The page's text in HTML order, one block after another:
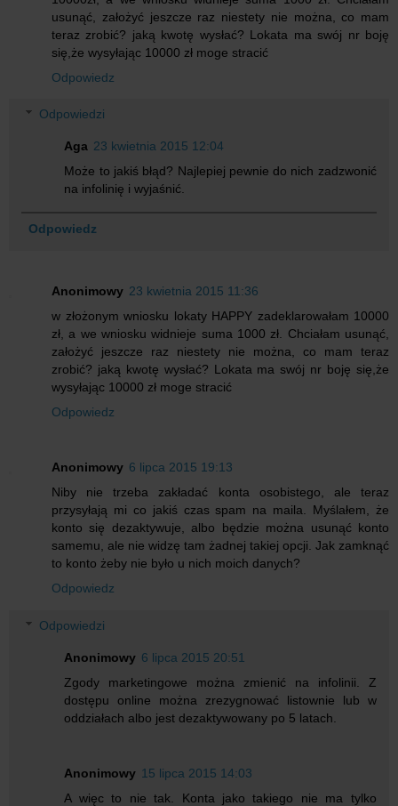
usunąć, założyć jeszcze raz niestety nie można, co mam
teraz zrobić? jaką kwotę wysłać? Lokata ma swój nr boję
się,że wysyłając 10000 zł moge stracić
Odpowiedz
Odpowiedzi
Aga 23 kwietnia 2015 12:04
Może to jakiś błąd? Najlepiej pewnie do nich zadzwonić
na infolinię i wyjaśnić.
Odpowiedz
Anonimowy 23 kwietnia 2015 11:36
w złożonym wniosku lokaty HAPPY zadeklarowałam 10000
zł, a we wniosku widnieje suma 1000 zł. Chciałam usunąć,
założyć jeszcze raz niestety nie można, co mam teraz
zrobić? jaką kwotę wysłać? Lokata ma swój nr boję się,że
wysyłając 10000 zł moge stracić
Odpowiedz
Anonimowy 6 lipca 2015 19:13
Niby nie trzeba zakładać konta osobistego, ale teraz
przysyłają mi co jakiś czas spam na maila. Myślałem, że
konto się dezaktywuje, albo będzie można usunąć konto
samemu, ale nie widzę tam żadnej takiej opcji. Jak zamknąć
to konto żeby nie było u nich moich danych?
Odpowiedz
Odpowiedzi
Anonimowy 6 lipca 2015 20:51
Zgody marketingowe można zmienić na infolinii. Z
dostępu online można zrezygnować listownie lub w
oddziałach albo jest dezaktywowany po 5 latach.
Anonimowy 15 lipca 2015 14:03
A więc to nie tak. Konta jako takiego nie ma tylko